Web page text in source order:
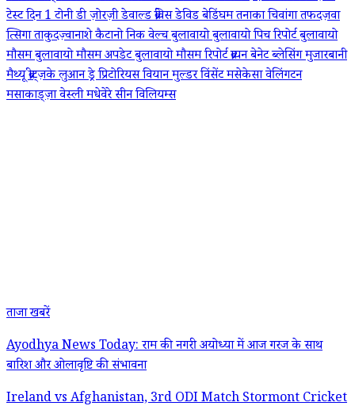
टेस्ट दिन 1टोनी डी ज़ोरज़ीडेवाल्ड ब्रेविसडेविड बेडिंघमतनाका चिवांगातफदज़वा
त्सिगाताकुदज़्वानाशे कैटानोनिक वेल्चबुलावायोबुलावायो पिच रिपोर्टबुलावायो
मौसमबुलावायो मौसम अपडेटबुलावायो मौसम रिपोर्टब्रायन बेनेटब्लेसिंग मुजारबानी
मैथ्यू ब्रीट्ज़केलुआन ड्रे प्रिटोरियसवियान मुल्डरविंसेंट मसेकेसावेलिंगटन
मसाकाड्ज़ावेस्ली मधेवेरेसीन विलियम्स
ताजा खबरें
Ayodhya News Today: राम की नगरी अयोध्या में आज गरज के साथ
बारिश और ओलावृष्टि की संभावना
Ireland vs Afghanistan, 3rd ODI Match Stormont Cricket